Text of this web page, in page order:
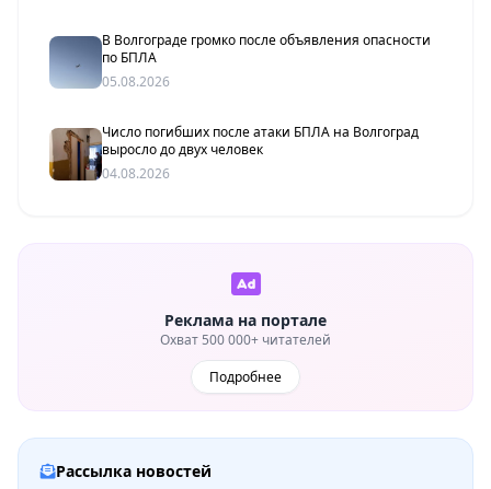
В Волгограде громко после объявления опасности
по БПЛА
05.08.2026
Число погибших после атаки БПЛА на Волгоград
выросло до двух человек
04.08.2026
Реклама на портале
Охват 500 000+ читателей
Подробнее
Рассылка новостей